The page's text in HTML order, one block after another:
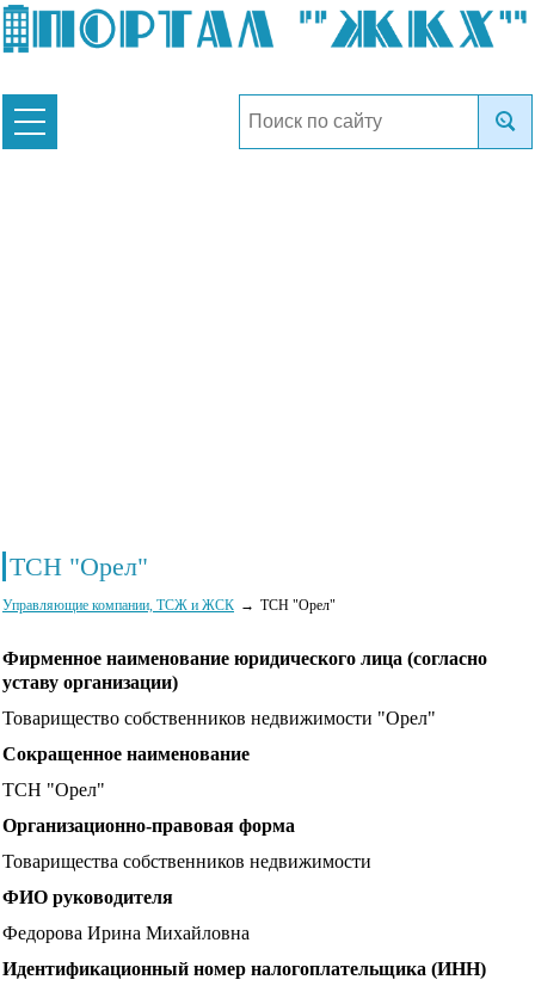
ТСН "Орел"
Управляющие компании, ТСЖ и ЖСК ТСН "Орел"
Фирменное наименование юридического лица (согласно
уставу организации)
Товарищество собственников недвижимости "Орел"
Сокращенное наименование
ТСН "Орел"
Организационно-правовая форма
Товарищества собственников недвижимости
ФИО руководителя
Федорова Ирина Михайловна
Идентификационный номер налогоплательщика (ИНН)